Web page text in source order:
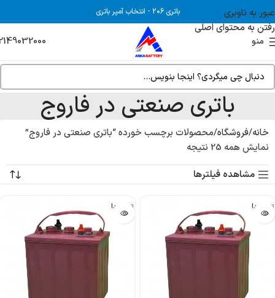
عبور به ناوبری
رفتن به محتوای اصلی
باتری 206 - انتخاب آمپر باتری
منو
باتری صنعتی در فاروج
خانه فروشگاه محصولات برچسب خورده “باتری صنعتی در فاروج”
نمایش همه 25 نتیجه
مشاهده فیلترها
تمام شد! تمام شد!